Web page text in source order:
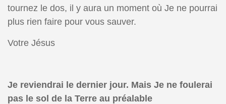
tournez le dos, il y aura un moment où Je ne pourrai
plus rien faire pour vous sauver.
Votre Jésus
Je reviendrai le dernier jour. Mais Je ne foulerai
pas le sol de la Terre au préalable